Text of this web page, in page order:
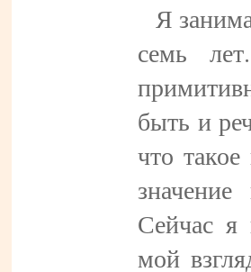
Я
семь
быть и
что
Сейчас я
мой